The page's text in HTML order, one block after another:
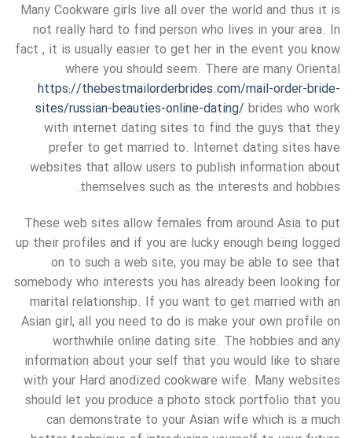
Many Cookware girls live all over the world and thus it is
not really hard to find person who lives in your area. In
fact , it is usually easier to get her in the event you know
where you should seem. There are many Oriental
https://thebestmailorderbrides.com/mail-order-bride-
sites/russian-beauties-online-dating/ brides who work
with internet dating sites to find the guys that they
prefer to get married to. Internet dating sites have
websites that allow users to publish information about
themselves such as the interests and hobbies.
These web sites allow females from around Asia to put
up their profiles and if you are lucky enough being logged
on to such a web site, you may be able to see that
somebody who interests you has already been looking for
marital relationship. If you want to get married with an
Asian girl, all you need to do is make your own profile on
worthwhile online dating site. The hobbies and any
information about your self that you would like to share
with your Hard anodized cookware wife. Many websites
should let you produce a photo stock portfolio that you
can demonstrate to your Asian wife which is a much